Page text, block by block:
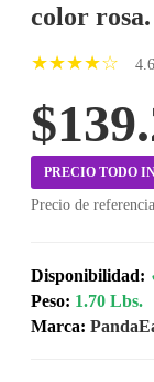
color rosa.
★★★★☆
PRECIO TODO
Precio de
Disponibilidad:
Peso: 1.70 Lbs.
Marca: